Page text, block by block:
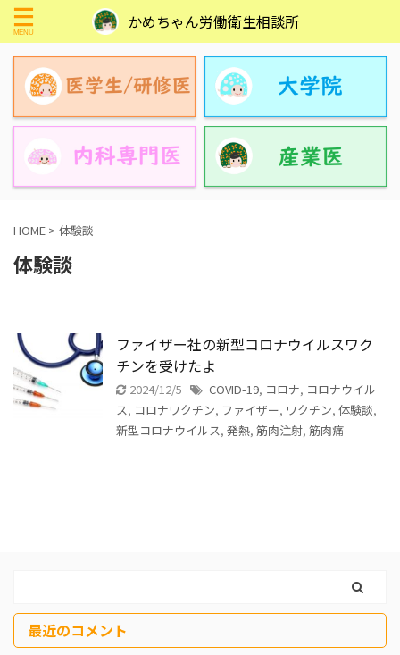
かめちゃん労働衛生相談所
HOME > 体験談
体験談
ファイザー社の新型コロナウイルスワク
チンを受けたよ
2024/12/5 COVID-19, コロナ, コロナウイル
ス, コロナワクチン, ファイザー, ワクチン, 体験談,
新型コロナウイルス, 発熱, 筋肉注射, 筋肉痛
最近のコメント